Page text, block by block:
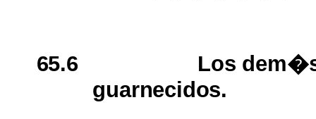
65.6 Los
guarnecidos.